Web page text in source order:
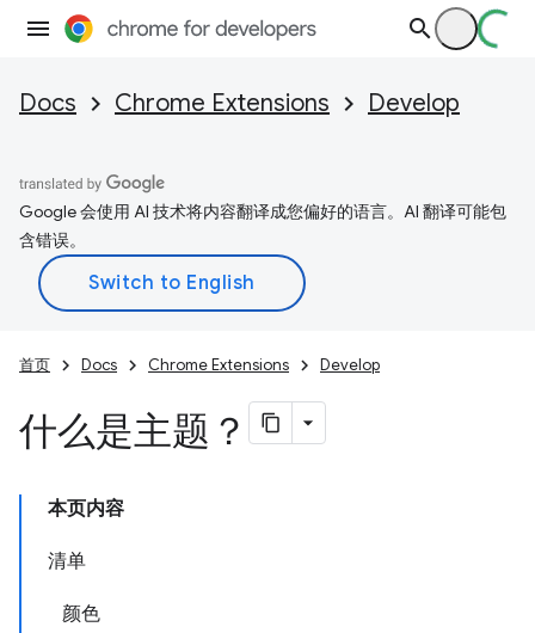
Docs Chrome Extensions Develop
Google 会使用 AI 技术将内容翻译成您偏好的语言。AI 翻译可能包
含错误。
首页 Docs Chrome Extensions Develop
什么是主题？
本页内容
清单
颜色